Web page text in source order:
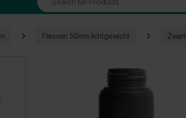
Flessen 50mm lichtgewicht Zwart